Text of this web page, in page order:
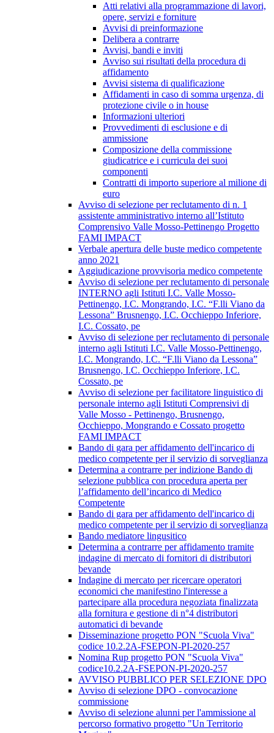
Atti relativi alla programmazione di lavori,
opere, servizi e forniture
Avvisi di preinformazione
Delibera a contrarre
Avvisi, bandi e inviti
Avviso sui risultati della procedura di
affidamento
Avvisi sistema di qualificazione
Affidamenti in caso di somma urgenza, di
protezione civile o in house
Informazioni ulteriori
Provvedimenti di esclusione e di
ammissione
Composizione della commissione
giudicatrice e i curricula dei suoi
componenti
Contratti di importo superiore al milione di
euro
Avviso di selezione per reclutamento di n. 1
assistente amministrativo interno all’Istituto
Comprensivo Valle Mosso-Pettinengo Progetto
FAMI IMPACT
Verbale apertura delle buste medico competente
anno 2021
Aggiudicazione provvisoria medico competente
Avviso di selezione per reclutamento di personale
INTERNO agli Istituti I.C. Valle Mosso-
Pettinengo, I.C. Mongrando, I.C. “F.lli Viano da
Lessona” Brusnengo, I.C. Occhieppo Inferiore,
I.C. Cossato, pe
Avviso di selezione per reclutamento di personale
interno agli Istituti I.C. Valle Mosso-Pettinengo,
I.C. Mongrando, I.C. “F.lli Viano da Lessona”
Brusnengo, I.C. Occhieppo Inferiore, I.C.
Cossato, pe
Avviso di selezione per facilitatore linguistico di
personale interno agli Istituti Comprensivi di
Valle Mosso - Pettinengo, Brusnengo,
Occhieppo, Mongrando e Cossato progetto
FAMI IMPACT
Bando di gara per affidamento dell'incarico di
medico competente per il servizio di sorveglianza
Determina a contrarre per indizione Bando di
selezione pubblica con procedura aperta per
l’affidamento dell’incarico di Medico
Competente
Bando di gara per affidamento dell'incarico di
medico competente per il servizio di sorveglianza
Bando mediatore lingusitico
Determina a contrarre per affidamento tramite
indagine di mercato di fornitori di distributori
bevande
Indagine di mercato per ricercare operatori
economici che manifestino l'interesse a
partecipare alla procedura negoziata finalizzata
alla fornitura e gestione di n°4 distributori
automatici di bevande
Disseminazione progetto PON "Scuola Viva"
codice 10.2.2A-FSEPON-PI-2020-257
Nomina Rup progetto PON "Scuola Viva"
codice10.2.2A-FSEPON-PI-2020-257
AVVISO PUBBLICO PER SELEZIONE DPO
Avviso di selezione DPO - convocazione
commissione
Avviso di selezione alunni per l'ammissione al
percorso formativo progetto "Un Territorio